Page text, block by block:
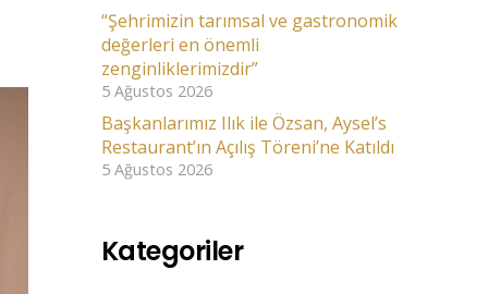
“Şehrimizin tarımsal ve gastronomik
değerleri en önemli
zenginliklerimizdir”
5 Ağustos 2026
Başkanlarımız Ilık ile Özsan, Aysel’s
Restaurant’ın Açılış Töreni’ne Katıldı
5 Ağustos 2026
Kategoriler